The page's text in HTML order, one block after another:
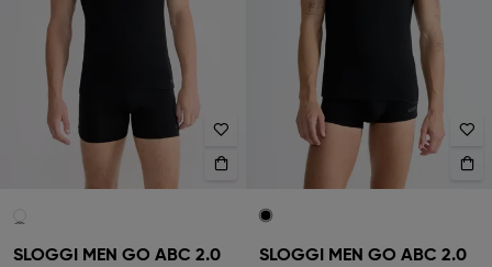
SLOGGI MEN GO ABC 2.0
SLOGGI MEN GO ABC 2.0